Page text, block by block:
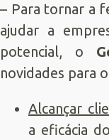
– Para tornar a
ajudar a
potencial, o
novidades para
Alcançar
a eficácia